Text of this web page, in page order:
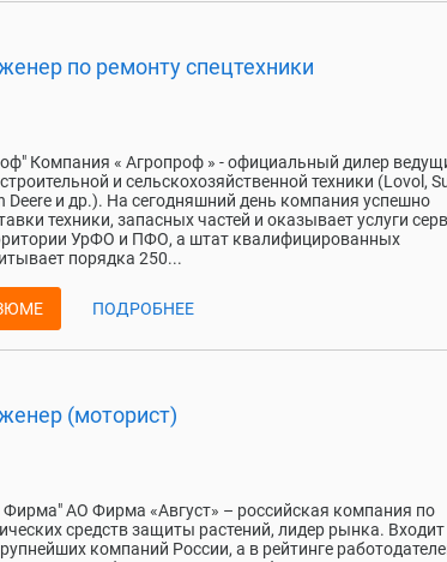
по ремонту спецтехники
Компания « Агропроф » - официальный дилер
и сельскохозяйственной техники (Lovol,
Deere и др.). На сегодняшний день компания успешно
техники, запасных частей и оказывает услуги
УрФО и ПФО, а штат квалифицированных
порядка 250...
ПОДРОБНЕЕ
(моторист)
Фирма" АО Фирма «Август» – российская компания по
средств защиты растений, лидер рынка. Входит
компаний России, а в рейтинге